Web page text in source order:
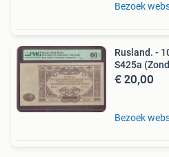
Bezoek
Rusland. -
S425a
€ 20,00
Bezoek